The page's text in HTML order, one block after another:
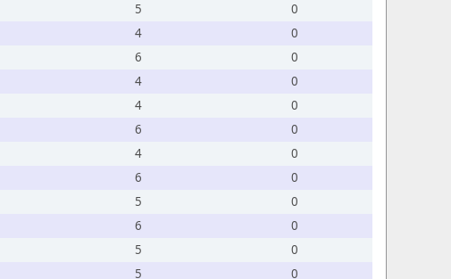
5
0
4
0
6
0
4
0
4
0
6
0
4
0
6
0
5
0
6
0
5
0
5
0